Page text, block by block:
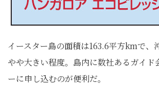
イースター島の面積は163.6平方kmで、
やや大きい程度。島内に数社あるガイド
ーに申し込むのが便利だ。